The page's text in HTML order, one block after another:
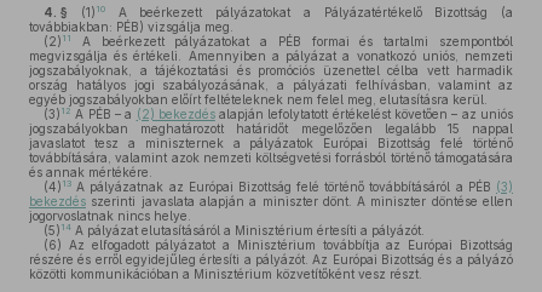
4. § (1) 10A beérkezett pályázatokat a Pályázatértékelő Bizottság (a
továbbiakban: PÉB) vizsgálja meg.
(2) 11
A beérkezett pályázatokat a PÉB formai és tartalmi szempontból
megvizsgálja és értékeli. Amennyiben a pályázat a vonatkozó uniós, nemzeti
jogszabályoknak, a tájékoztatási és promóciós üzenettel célba vett harmadik
ország hatályos jogi szabályozásának, a pályázati felhívásban, valamint az
egyéb jogszabályokban előírt feltételeknek nem felel meg, elutasításra kerül.
(3) 12 A PÉB – a (2) bekezdésalapján lefolytatott értékelést követően – az uniós
jogszabályokban meghatározott határidőt megelőzően legalább 15 nappal
javaslatot tesz a miniszternek a pályázatok Európai Bizottság felé történő
továbbítására, valamint azok nemzeti költségvetési forrásból történő támogatására
és annak mértékére.
(4) 13 A pályázatnak az Európai Bizottság felé történő továbbításáról a PÉB (3)
bekezdés szerinti javaslata alapján a miniszter dönt. A miniszter döntése ellen
jogorvoslatnak nincs helye.
(5) 14 A pályázat elutasításáról a Minisztérium értesíti a pályázót.
(6) Az elfogadott pályázatot a Minisztérium továbbítja az Európai Bizottság
részére és erről egyidejűleg értesíti a pályázót. Az Európai Bizottság és a pályázó
közötti kommunikációban a Minisztérium közvetítőként vesz részt.